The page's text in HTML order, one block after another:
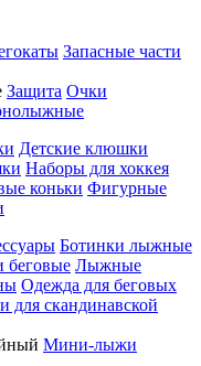
Запасные части
Защита Очки
Детские клюшки
Наборы для хоккея
коньки Фигурные
Ботинки лыжные
Лыжные
Одежда для беговых
для скандинавской
Мини-лыжи